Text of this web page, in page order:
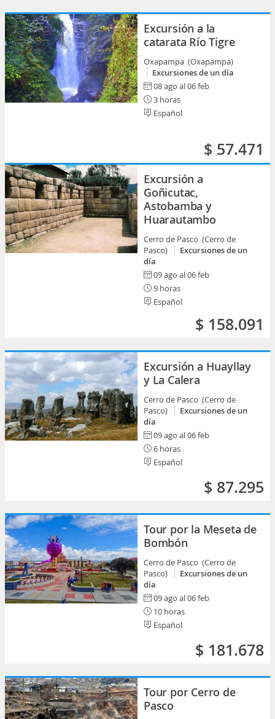
Excursión a la
catarata Río Tigre
Oxapampa (Oxapampa)
Excursiones de un día
08 ago al 06 feb
3 horas
Español
$ 57.471
Excursión a
Goñicutac,
Astobamba y
Huarautambo
Cerro de Pasco (Cerro de
Pasco)
Excursiones de un
día
09 ago al 06 feb
9 horas
Español
$ 158.091
Excursión a Huayllay
y La Calera
Cerro de Pasco (Cerro de
Pasco)
Excursiones de un
día
09 ago al 06 feb
6 horas
Español
$ 87.295
Tour por la Meseta de
Bombón
Cerro de Pasco (Cerro de
Pasco)
Excursiones de un
día
09 ago al 06 feb
10 horas
Español
$ 181.678
Tour por Cerro de
Pasco